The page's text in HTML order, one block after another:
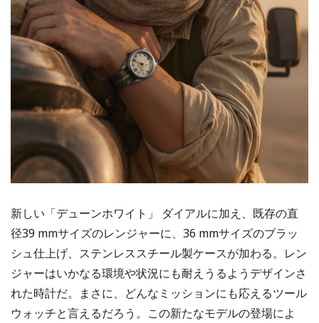
新しい「デューンホワイト」 ダイアルに加え、既存の直
径39 mmサイズのレンジャーに、36 mmサイズのブラッ
シュ仕上げ、ステンレススチール製ケースが加わる。レン
ジャーはいかなる環境や状況にも耐えうるようデザインさ
れた時計だ。まさに、どんなミッションにも応えるツール
ウォッチと言えるだろう。この新たなモデルの登場によ